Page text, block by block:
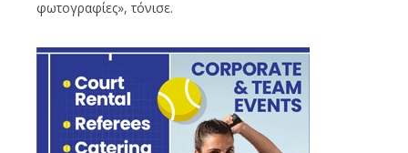
φωτογραφίες», τόνισε.